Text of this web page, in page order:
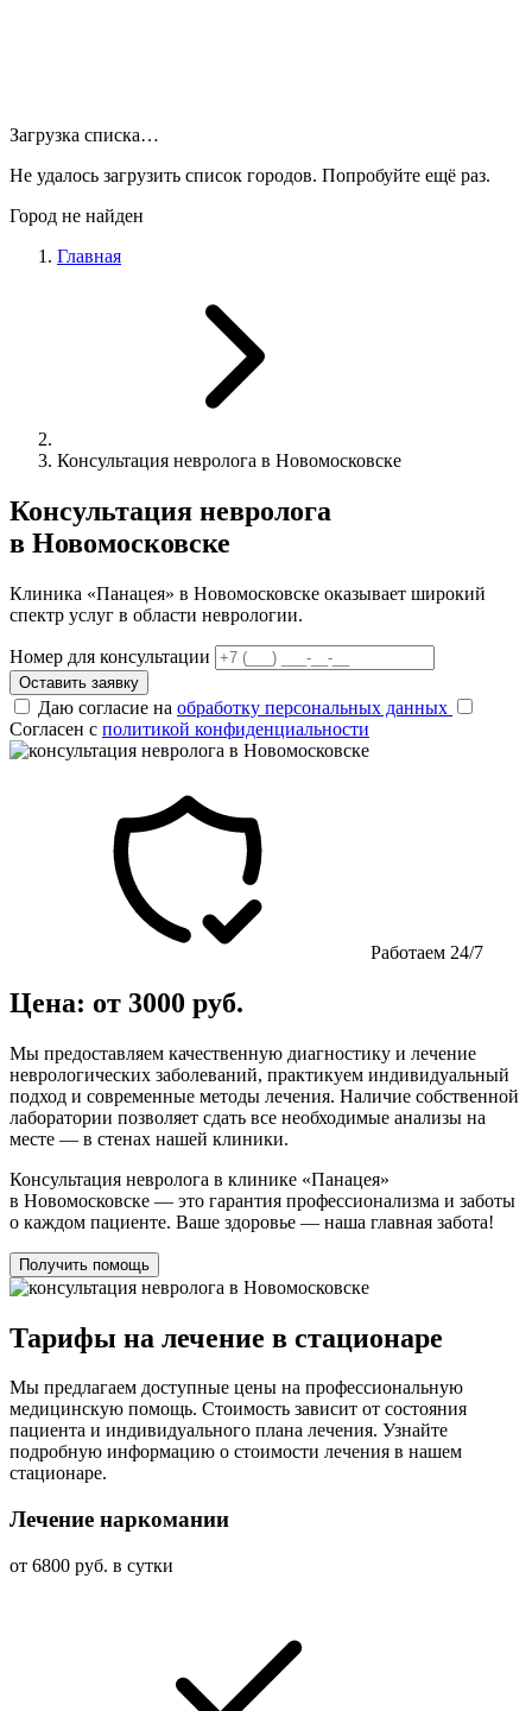
Загрузка списка…
Не удалось загрузить список городов. Попробуйте ещё раз.
Город не найден
Главная
Консультация невролога в Новомосковске
Консультация невролога
в Новомосковске
Клиника «Панацея» в Новомосковске оказывает широкий
спектр услуг в области неврологии.
Номер для консультации
Оставить заявку
Даю согласие на обработку персональных данных
Согласен с политикой конфиденциальности
Работаем 24/7
Цена: от 3000 руб.
Мы предоставляем качественную диагностику и лечение
неврологических заболеваний, практикуем индивидуальный
подход и современные методы лечения. Наличие собственной
лаборатории позволяет сдать все необходимые анализы на
месте — в стенах нашей клиники.
Консультация невролога в клинике «Панацея»
в Новомосковске — это гарантия профессионализма и заботы
о каждом пациенте. Ваше здоровье — наша главная забота!
Получить помощь
Тарифы на лечение в стационаре
Мы предлагаем доступные цены на профессиональную
медицинскую помощь. Стоимость зависит от состояния
пациента и индивидуального плана лечения. Узнайте
подробную информацию о стоимости лечения в нашем
стационаре.
Лечение наркомании
от 6800 руб. в сутки